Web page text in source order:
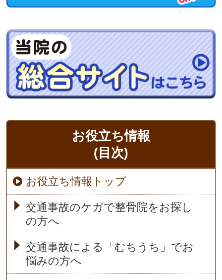
お役立ち情報
(目次)
お役立ち情報トップ
交通事故のケガで整骨院をお探し
の方へ
交通事故による「むちうち」でお
悩みの方へ